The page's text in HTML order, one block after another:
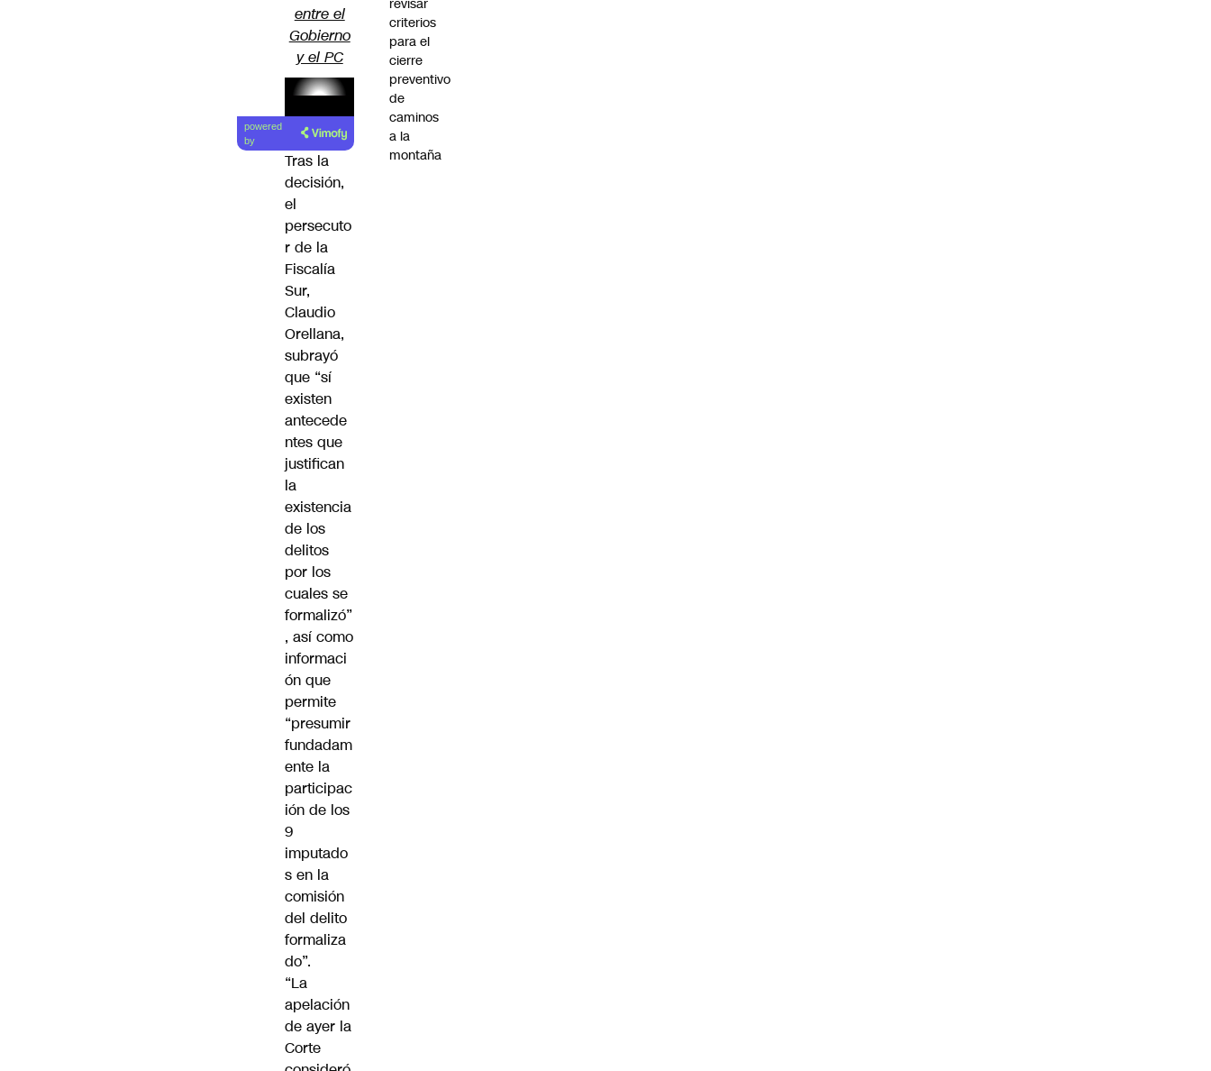
entre el
Gobierno
y el PC
Lea el
artículo
powered
by
Tras la
decisión,
el
persecuto
r de la
Fiscalía
Sur,
Claudio
Orellana,
subrayó
que “sí
existen
antecede
ntes que
justifican
la
existencia
de los
delitos
por los
cuales se
formalizó”
, así como
informaci
ón que
permite
“presumir
fundadam
ente la
participac
ión de los
9
imputado
s en la
comisión
del delito
formaliza
do”.
“La
apelación
de ayer la
Corte
revisar
criterios
para el
cierre
preventivo
de
caminos
a la
montaña